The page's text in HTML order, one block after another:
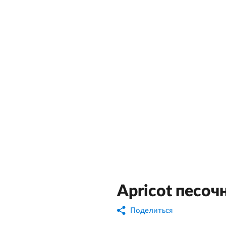
Apricot
Поделиться